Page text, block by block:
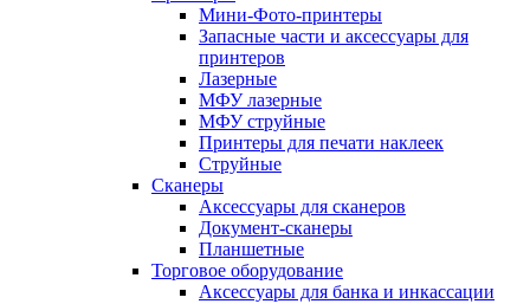
Мини-Фото-принтеры
Запасные части и аксессуары для
принтеров
Лазерные
МФУ лазерные
МФУ струйные
Принтеры для печати наклеек
Струйные
Сканеры
Аксессуары для сканеров
Документ-сканеры
Планшетные
Торговое оборудование
Аксессуары для банка и инкассации